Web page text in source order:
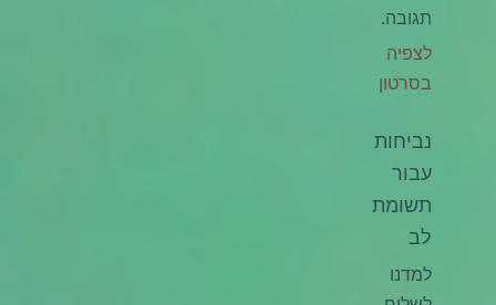
תגובה.
לצפיה
בסרטון
נביחות
עבור
תשומת
לב
למדנו